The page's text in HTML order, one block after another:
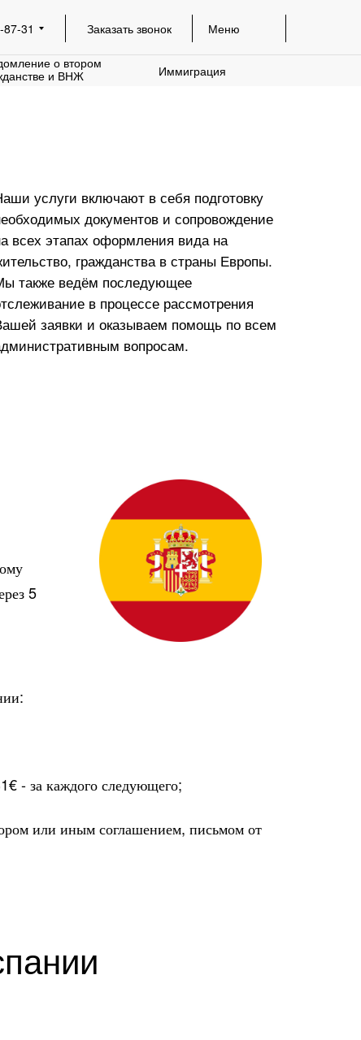
31 Заказать звонок Меню
о втором
и ВНЖ
Иммиграция
услуги включают в себя подготовку
документов и сопровождение
всех этапах оформления вида на
гражданства в страны Европы.
также ведём последующее
в процессе рассмотрения
заявки и оказываем помощь по всем
вопросам.
5
- за каждого следующего;
или иным соглашением, письмом от